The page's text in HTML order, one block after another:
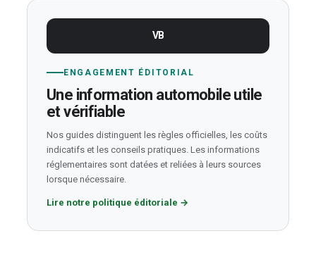
VB
ENGAGEMENT ÉDITORIAL
Une information automobile utile
et vérifiable
Nos guides distinguent les règles officielles, les coûts
indicatifs et les conseils pratiques. Les informations
réglementaires sont datées et reliées à leurs sources
lorsque nécessaire.
Lire notre politique éditoriale →